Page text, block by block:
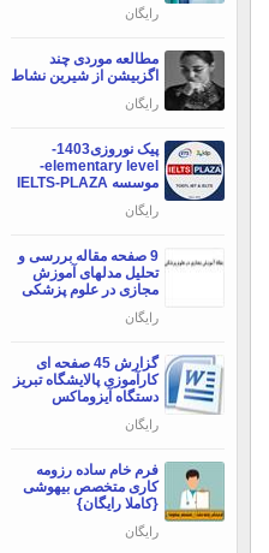
رایگان
مطالعه موردی چند
اگزبیشن از شیرین نشاط
رایگان
پیک نوروزی1403-
elementary level-
موسسه IELTS-PLAZA
رایگان
9 صفحه مقاله بررسی و
تحلیل مدلهای آموزش
مجازی در علوم پزشکی
رایگان
گزارش 45 صفحه ای
کارآموزی پالایشگاه تبریز
دستگاه آیزوماکس
رایگان
فرم خام ساده رزومه
کاری متخصص بیهوشی
{کاملا رایگان}
رایگان